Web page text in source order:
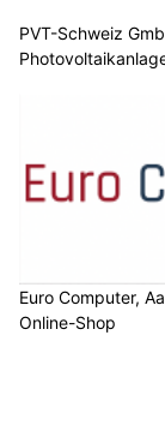
PVT-Schweiz
Euro Computer,
Online-Shop